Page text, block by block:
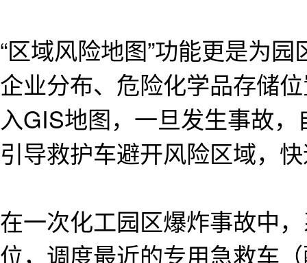
“区域风险地图”功能更是为
企业分布、危险化学品存储
入GIS地图，一旦发生事故
引导救护车避开风险区域，
在一次化工园区爆炸事故中
位，调度最近的专用急救车